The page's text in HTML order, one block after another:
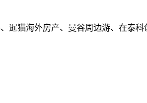
暹猫海外房产、曼谷周边游、 在泰科